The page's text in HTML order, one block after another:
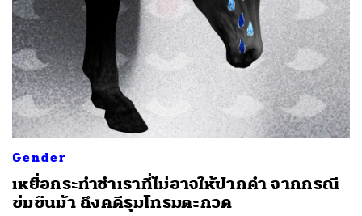
Gender
เหยื่อกระทำชำเราที่ไม่อาจให้ปากคำ จากกรณี
ข่มขืนม้า ถึงคดีรุมโทรมตะกวด
ค้นหา
SHARE TWEET LINE EMAIL